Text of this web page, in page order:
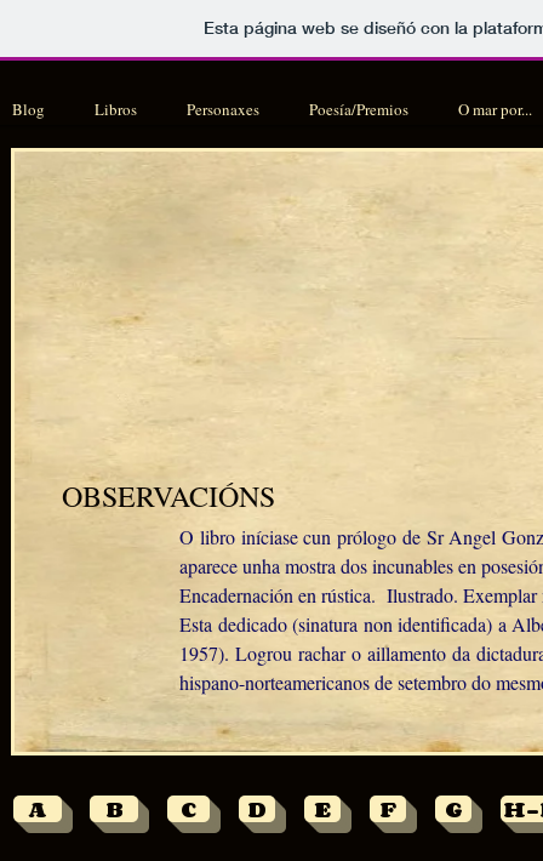
Esta página web se diseñó con la
Blog Libros Personaxes Poesía/Premios O mar por...
OBSERVACIÓNS
O libro iníciase cun prólogo de Sr Angel
aparece unha mostra dos incunables en
Encadernación en rústica. Ilustrado.
Esta dedicado (sinatura non identificada) a
1957). Logrou rachar o aillamento da
hispano-norteamericanos de setembro do
A B C D E F G